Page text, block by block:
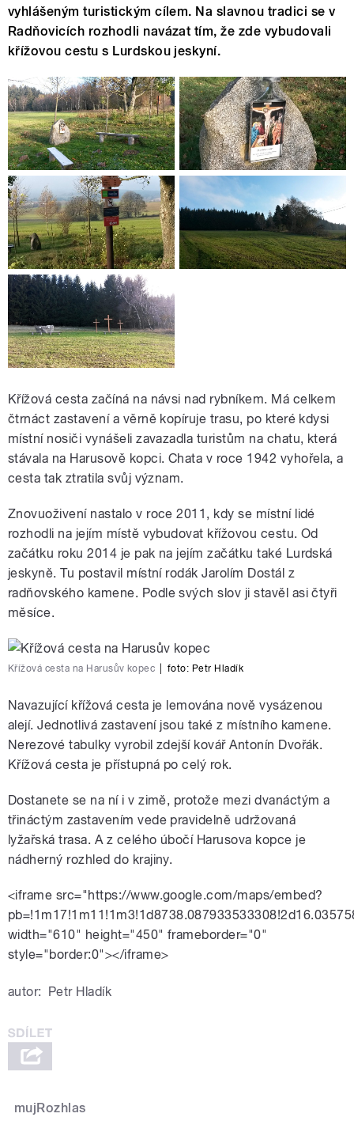
vyhlášeným turistickým cílem. Na slavnou tradici se v
Radňovicích rozhodli navázat tím, že zde vybudovali
křížovou cestu s Lurdskou jeskyní.
Křížová cesta začíná na návsi nad rybníkem. Má celkem
čtrnáct zastavení a věrně kopíruje trasu, po které kdysi
místní nosiči vynášeli zavazadla turistům na chatu, která
stávala na Harusově kopci. Chata v roce 1942 vyhořela, a
cesta tak ztratila svůj význam.
Znovuoživení nastalo v roce 2011, kdy se místní lidé
rozhodli na jejím místě vybudovat křížovou cestu. Od
začátku roku 2014 je pak na jejím začátku také Lurdská
jeskyně. Tu postavil místní rodák Jarolím Dostál z
radňovského kamene. Podle svých slov ji stavěl asi čtyři
měsíce.
Křížová cesta na Harusův kopec foto: Petr Hladík
Navazující křížová cesta je lemována nově vysázenou
alejí. Jednotlivá zastavení jsou také z místního kamene.
Nerezové tabulky vyrobil zdejší kovář Antonín Dvořák.
Křížová cesta je přístupná po celý rok.
Dostanete se na ní i v zimě, protože mezi dvanáctým a
třináctým zastavením vede pravidelně udržovaná
lyžařská trasa. A z celého úbočí Harusova kopce je
nádherný rozhled do krajiny.
<iframe src="https://www.google.com/maps/embed?
width="610" height="450" frameborder="0"
style="border:0"></iframe>
autor: Petr Hladík
mujRozhlas